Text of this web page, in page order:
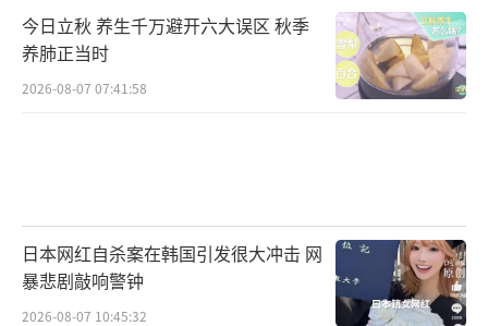
今日立秋 养生千万避开六大误区 秋季
养肺正当时
2026-08-07 07:41:58
日本网红自杀案在韩国引发很大冲击 网
暴悲剧敲响警钟
2026-08-07 10:45:32